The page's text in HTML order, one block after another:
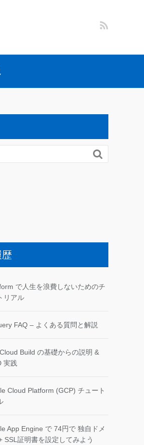

歴
で人生を浪費しないためのチ
リアル
FAQ – よくある質問と解説
Build の基礎からの説明 &
実践
Cloud Platform (GCP) チュート
App Engine で 74円で 独自ドメ
SSL証明書を設定してみよう